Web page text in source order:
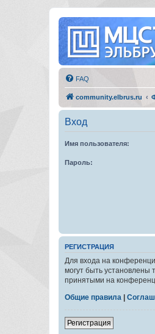
FAQ
community.elbrus.ru
Вход
Имя пользователя:
Пароль:
РЕГИСТРАЦИЯ
Для входа на
могут быть установлены
принятыми на
Общие правила
Регистрация